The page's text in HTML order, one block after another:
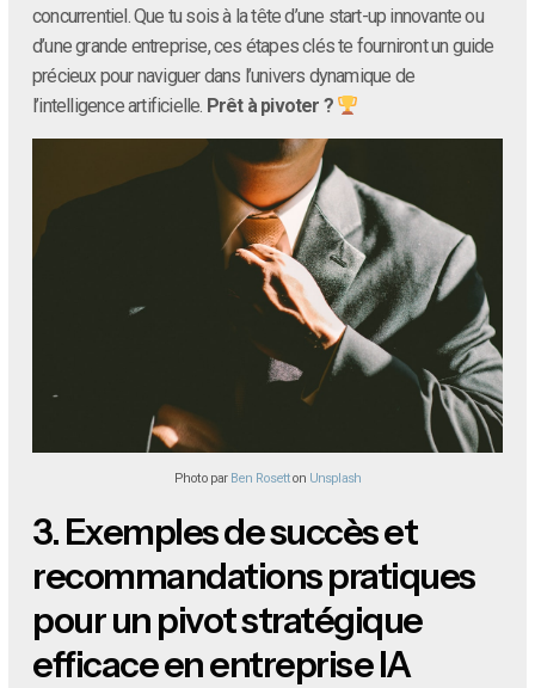
concurrentiel. Que tu sois à la tête d’une start-up innovante ou
d’une grande entreprise, ces étapes clés te fourniront un guide
précieux pour naviguer dans l’univers dynamique de
l’intelligence artificielle. Prêt à pivoter ?
Photo par Ben Rosetton Unsplash
3.Exemples de succès et
recommandations pratiques
pour un pivot stratégique
efficace en entreprise IA